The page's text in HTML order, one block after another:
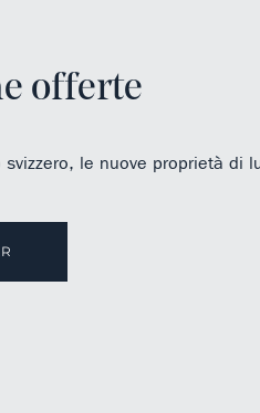
offerte
le nuove proprietà di